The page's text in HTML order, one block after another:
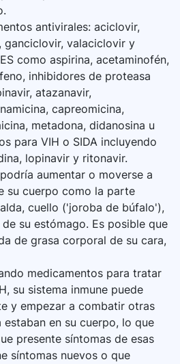
antivirales: aciclovir,
ganciclovir, valaciclovir y
como aspirina, acetaminofén,
inhibidores de proteasa
atazanavir,
capreomicina,
metadona, didanosina u
para VIH o SIDA incluyendo
lopinavir y ritonavir.
aumentar o moverse a
su cuerpo como la parte
cuello ('joroba de búfalo'),
su estómago. Es posible que
de grasa corporal de su cara,
medicamentos para tratar
su sistema inmune puede
y empezar a combatir otras
en su cuerpo, lo que
presente síntomas de esas
síntomas nuevos o que